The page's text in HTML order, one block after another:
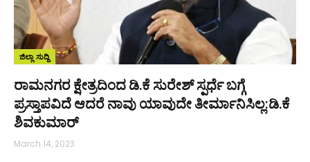
ಜಿಲ್ಲಾ ಸುದ್ದಿ
ರಾಮನಗರ ಕ್ಷೇತ್ರದಿಂದ ಡಿ.ಕೆ ಸುರೇಶ್ ಸ್ಪರ್ಧೆ ಬಗ್ಗೆ
ಪ್ರಸ್ತಾಪವಿದೆ ಆದರೆ ನಾವು ಯಾವುದೇ ತೀರ್ಮಾನಿಸಿಲ್ಲ:ಡಿ.ಕೆ
ಶಿವಕುಮಾರ್
March 14, 2023